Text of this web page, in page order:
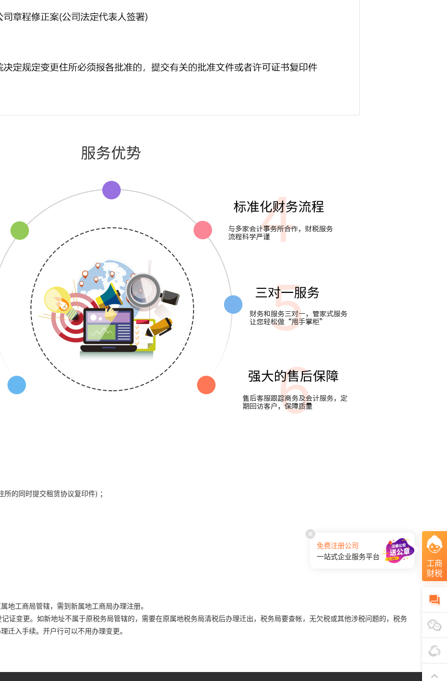
的同时提交租赁协议复印件) ；
地工商局管辖，需到新属地工商局办理注册。
证变更。如新地址不属于原税务局管辖的，需要在原属地税务局清税后办理迁出，税务局要查帐，无欠税或其他涉税问题的，税务
迁入手续。开户行可以不用办理变更。
工商
财税
免费注册公司
一站式企业服务平台